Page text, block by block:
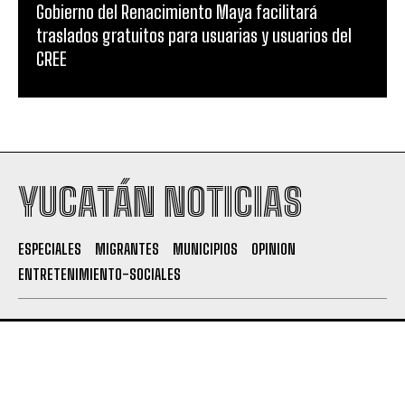
Gobierno del Renacimiento Maya facilitará
traslados gratuitos para usuarias y usuarios del
CREE
YUCATÁN NOTICIAS
ESPECIALES MIGRANTES MUNICIPIOS
OPINION
ENTRETENIMIENTO-SOCIALES